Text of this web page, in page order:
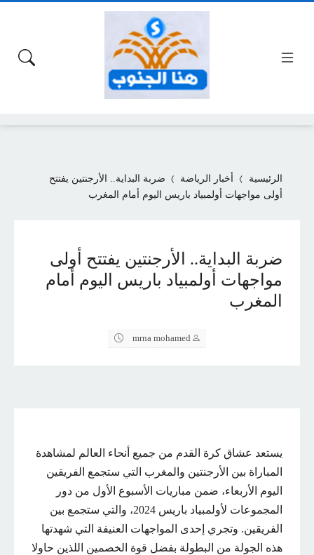
الرئيسية أخبار الرياضة
ضربة البداية.. الأرجنتين يفتتح
أولى مواجهات أولمبياد باريس اليوم أمام المغرب
ضربة البداية.. الأرجنتين يفتتح أولى
مواجهات أولمبياد باريس اليوم أمام
المغرب
mrna mohamed
يستعد عشاق كرة القدم من جميع أنحاء العالم لمشاهدة
المباراة بين الأرجنتين والمغرب التي ستجمع الفريقين
اليوم الأربعاء، ضمن مباريات الأسبوع الأول من دور
المجموعات لأولمبياد باريس 2024، والتي ستجمع بين
الفريقين. وتجري إحدى المواجهات العنيفة التي شهدتها
هذه الجولة من البطولة بفضل قوة الخصمين اللذين حاولا